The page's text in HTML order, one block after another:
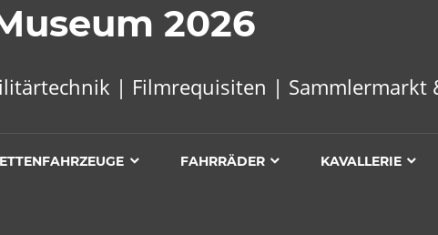
2026
| Filmrequisiten | Sammlermarkt
FAHRRÄDER KAVALLERIE